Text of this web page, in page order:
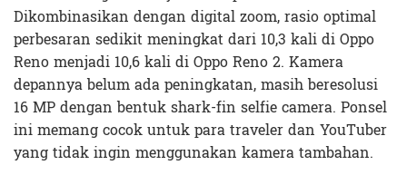
Dikombinasikan dengan digital zoom, rasio optimal
perbesaran sedikit meningkat dari 10,3 kali di Oppo
Reno menjadi 10,6 kali di Oppo Reno 2. Kamera
depannya belum ada peningkatan, masih beresolusi
16 MP dengan bentuk shark-fin selfie camera. Ponsel
ini memang cocok untuk para traveler dan YouTuber
yang tidak ingin menggunakan kamera tambahan.